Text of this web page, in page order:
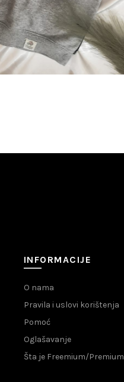
INFORMACIJE
O nama
Pravila i uslovi korištenja
Pomoć
Oglašavanje
Šta je Freemium/Premium